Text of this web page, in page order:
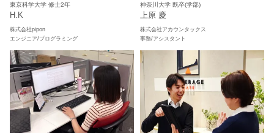
東京科学大学 修士2年
H.K
株式会社pipon
エンジニア/プログラミング
神奈川大学 既卒(学部)
上原 慶
株式会社アカウンタックス
事務/アシスタント